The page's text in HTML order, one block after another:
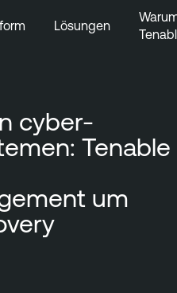
Lösungen
cyber-
Tenable
um